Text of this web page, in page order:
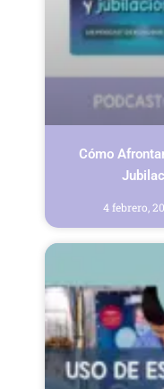
Cómo
4 febrero,